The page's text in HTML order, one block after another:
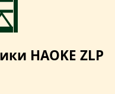
HAOKE ZLP